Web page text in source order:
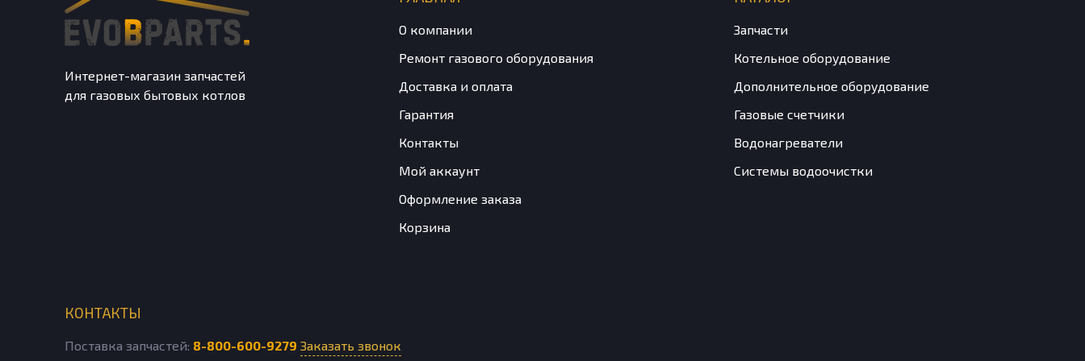
Интернет-магазин запчастей
для газовых бытовых котлов
О компании
Ремонт газового оборудования
Доставка и оплата
Гарантия
Контакты
Мой аккаунт
Оформление заказа
Корзина
Запчасти
Котельное оборудование
Дополнительное оборудование
Газовые счетчики
Водонагреватели
Системы водоочистки
КОНТАКТЫ
Поставка запчастей: 8-800-600-9279 Заказать звонок